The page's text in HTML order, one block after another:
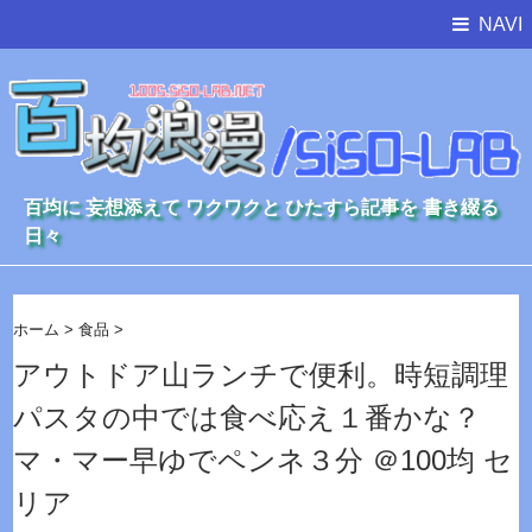
NAVI
百均に 妄想添えて ワクワクと ひたすら記事を 書き綴る
日々
ホーム >食品 >
アウトドア山ランチで便利。時短調理
パスタの中では食べ応え１番かな？
マ・マー早ゆでペンネ３分 ＠100均 セ
リア